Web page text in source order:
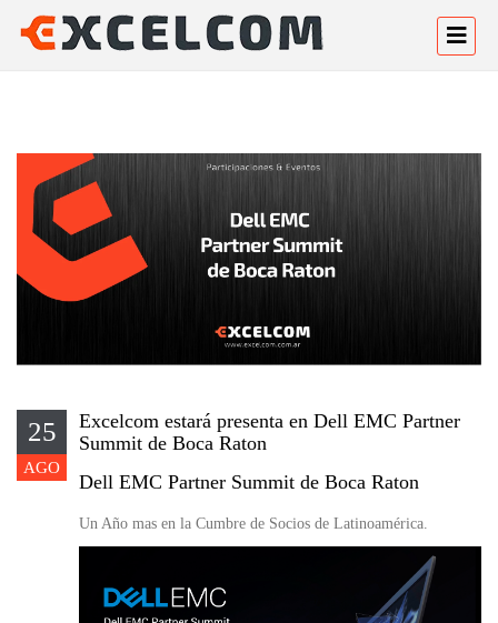
25
AGO
Excelcom estará presenta en Dell EMC Partner
Summit de Boca Raton
Dell EMC Partner Summit de Boca Raton
Un Año mas en la Cumbre de Socios de Latinoamérica.